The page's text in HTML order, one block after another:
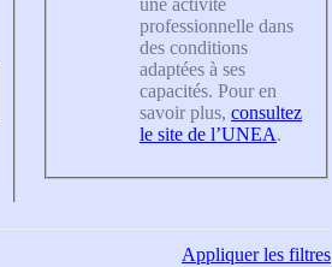
professionnelle dans
des conditions
adaptées à ses
capacités. Pour en
savoir plus, consultez
le site de l’UNEA.
Appliquerles filtres